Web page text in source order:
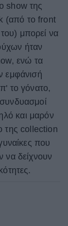
show της
(από το front
μπορεί να
ήταν
ενώ τα
εμφάνισή
το γόνατο,
και μαρόν
της collection
που
να δείχνουν